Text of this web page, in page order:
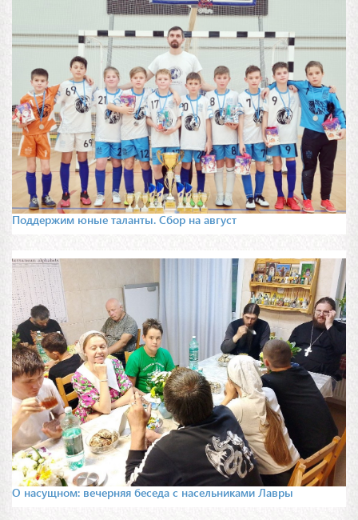
Поддержим юные таланты. Сбор на август
О насущном: вечерняя беседа с насельниками Лавры